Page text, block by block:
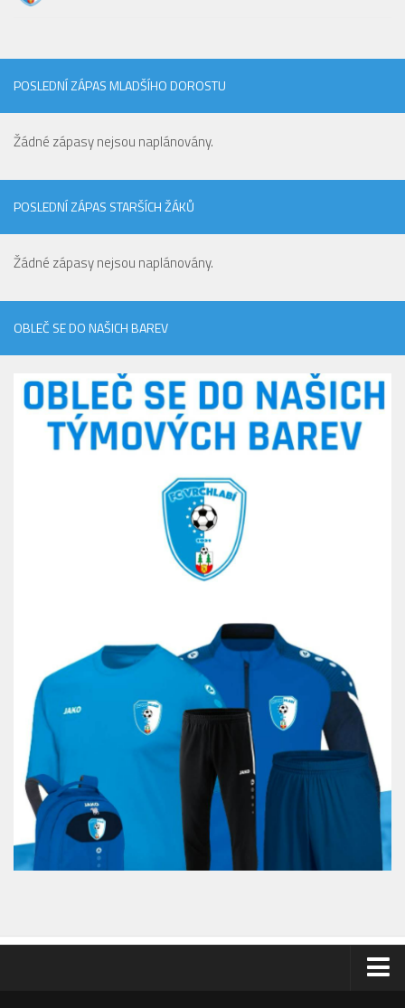
POSLEDNÍ ZÁPAS MLADŠÍHO DOROSTU
Žádné zápasy nejsou naplánovány.
POSLEDNÍ ZÁPAS STARŠÍCH ŽÁKŮ
Žádné zápasy nejsou naplánovány.
OBLEČ SE DO NAŠICH BAREV